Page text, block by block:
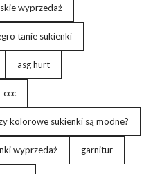
Jasnoniebieska
dzień
wyprzedaż
tanie sukienki
asg hurt
ccc
kolorowe sukienki są modne?
wyprzedaż garnitur